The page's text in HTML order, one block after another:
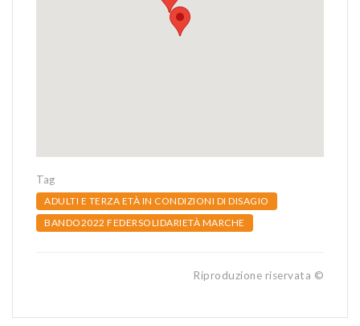
Tag
ADULTI E TERZA ETÀ IN CONDIZIONI DI DISAGIO
BANDO2022 FEDERSOLIDARIETÀ MARCHE
Riproduzione riservata ©